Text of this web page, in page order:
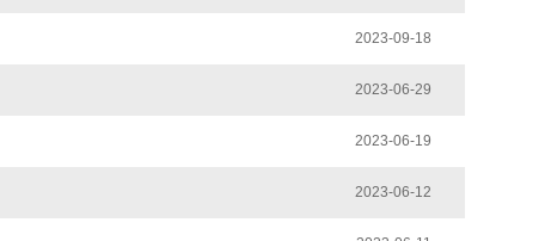
2023-09-18
2023-06-29
2023-06-19
2023-06-12